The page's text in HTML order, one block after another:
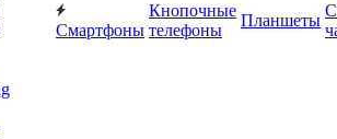
Смартфоны
Кнопочные
телефоны
Планшеты